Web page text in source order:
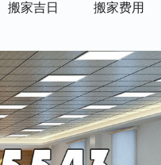
搬家吉日 搬家费用